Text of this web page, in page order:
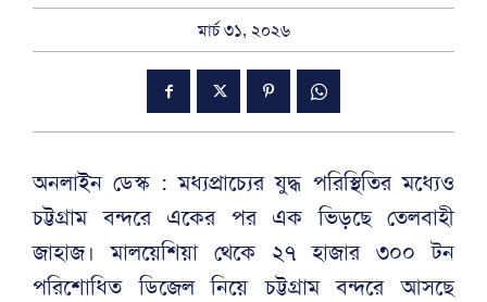
মার্চ ৩১, ২০২৬
অনলাইন ডেস্ক : মধ্যপ্রাচ্যের যুদ্ধ পরিস্থিতির মধ্যেও
চট্টগ্রাম বন্দরে একের পর এক ভিড়ছে তেলবাহী
জাহাজ। মালয়েশিয়া থেকে ২৭ হাজার ৩০০ টন
পরিশোধিত ডিজেল নিয়ে চট্টগ্রাম বন্দরে আসছে